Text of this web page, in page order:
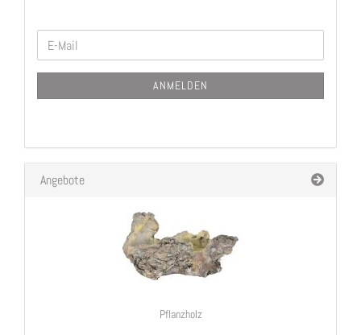
WEITER
ZUR
NEWSLETTER-
E-
Mail
ANMELDEN
Angebote
Pflanzholz